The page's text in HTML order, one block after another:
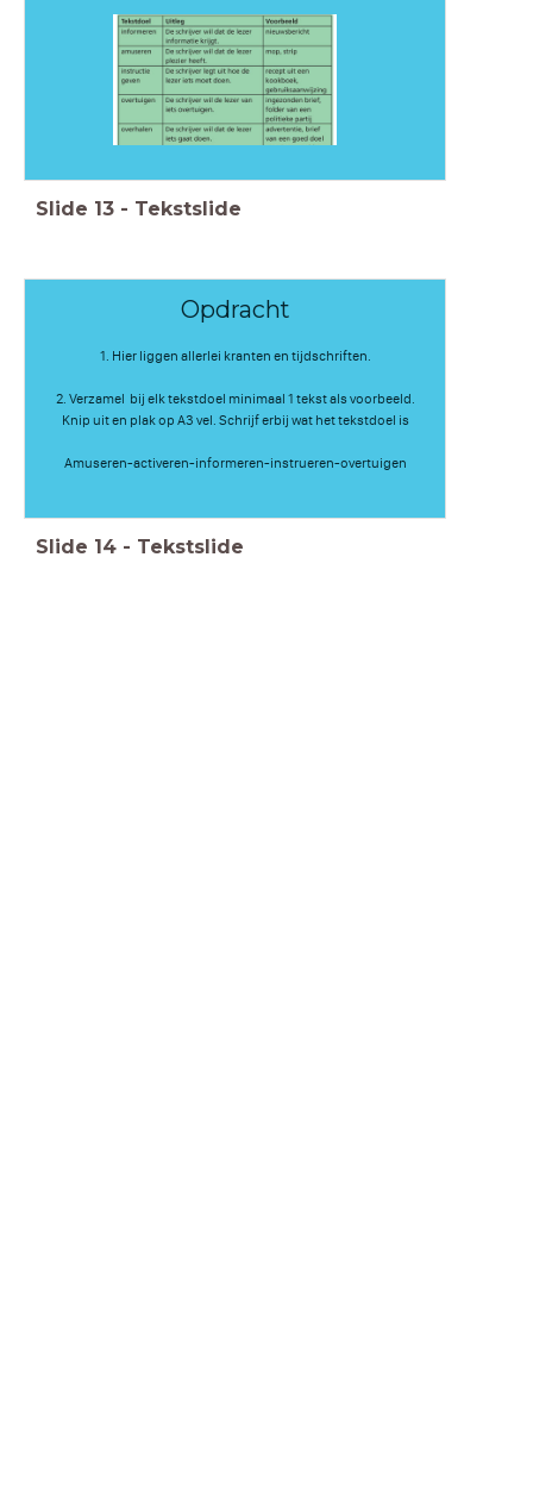
Slide 13 - Tekstslide
Opdracht
1. Hier liggen allerlei kranten en tijdschriften.
2. Verzamel bij elk tekstdoel minimaal 1 tekst als voorbeeld.
Knip uit en plak op A3 vel. Schrijf erbij wat het tekstdoel is
Amuseren-activeren-informeren-instrueren-overtuigen
Slide 14 - Tekstslide